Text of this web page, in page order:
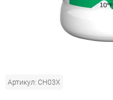
Артикул: CH03X